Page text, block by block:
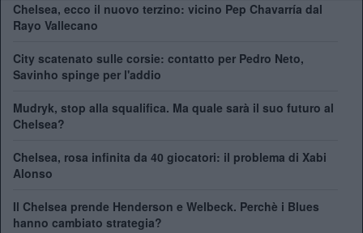
Chelsea, ecco il nuovo terzino: vicino Pep Chavarría dal
Rayo Vallecano
City scatenato sulle corsie: contatto per Pedro Neto,
Savinho spinge per l'addio
Mudryk, stop alla squalifica. Ma quale sarà il suo futuro al
Chelsea?
Chelsea, rosa infinita da 40 giocatori: il problema di Xabi
Alonso
Il Chelsea prende Henderson e Welbeck. Perchè i Blues
hanno cambiato strategia?